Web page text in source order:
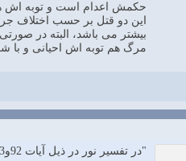
حكمش اعدام است و توبه اش هم
اين دو قتل بر حسب اختلاف
بيشتر مى باشد، البته در
مرگ هم توبه اش احيانى و با
"در تفسير نور در ذيل آيات 92و93 سوره نسا نكات زير بيان شده است: